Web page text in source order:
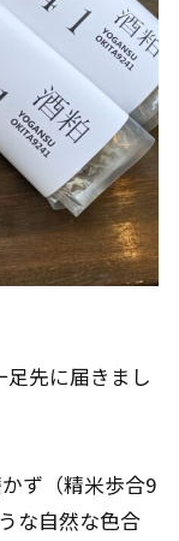
先に届きまし
ず（精米歩合9
な自然な色合